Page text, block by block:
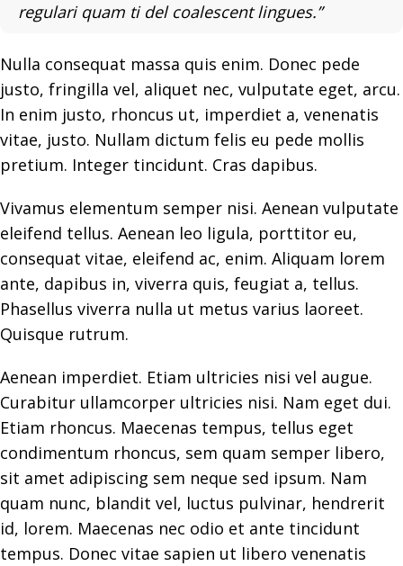
regulari quam ti del coalescent lingues.”
Nulla consequat massa quis enim. Donec pede
justo, fringilla vel, aliquet nec, vulputate eget, arcu.
In enim justo, rhoncus ut, imperdiet a, venenatis
vitae, justo. Nullam dictum felis eu pede mollis
pretium. Integer tincidunt. Cras dapibus.
Vivamus elementum semper nisi. Aenean vulputate
eleifend tellus. Aenean leo ligula, porttitor eu,
consequat vitae, eleifend ac, enim. Aliquam lorem
ante, dapibus in, viverra quis, feugiat a, tellus.
Phasellus viverra nulla ut metus varius laoreet.
Quisque rutrum.
Aenean imperdiet. Etiam ultricies nisi vel augue.
Curabitur ullamcorper ultricies nisi. Nam eget dui.
Etiam rhoncus. Maecenas tempus, tellus eget
condimentum rhoncus, sem quam semper libero,
sit amet adipiscing sem neque sed ipsum. Nam
quam nunc, blandit vel, luctus pulvinar, hendrerit
id, lorem. Maecenas nec odio et ante tincidunt
tempus. Donec vitae sapien ut libero venenatis